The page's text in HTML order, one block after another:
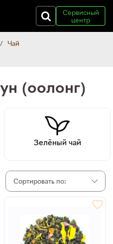
Сервисный
центр
Чай
(оолонг)
Зелёный чай
Сортировать по: